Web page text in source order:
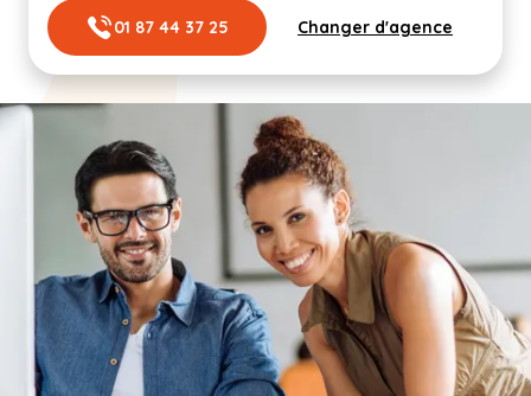
01 87 44 37 25
Changer d'agence